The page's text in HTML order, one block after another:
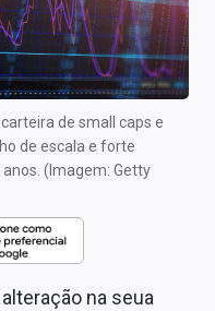
de small caps e
de escala e forte
(Imagem: Getty
na seua